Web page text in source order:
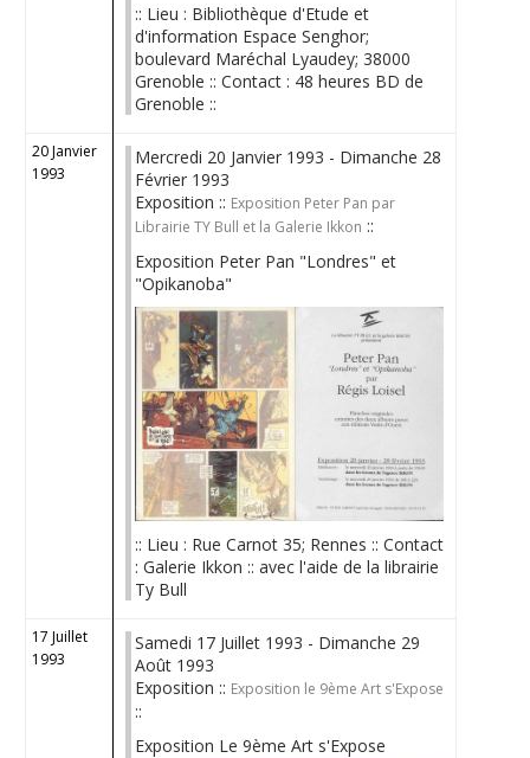
:: Lieu : Bibliothèque d'Etude et
d'information Espace Senghor;
boulevard Maréchal Lyaudey; 38000
Grenoble :: Contact : 48 heures BD de
Grenoble ::
20 Janvier
1993
Mercredi 20 Janvier 1993 - Dimanche 28
Février 1993
Exposition :: Exposition Peter Pan par
Librairie TY Bull et la Galerie Ikkon ::
Exposition Peter Pan "Londres" et
"Opikanoba"
:: Lieu : Rue Carnot 35; Rennes :: Contact
: Galerie Ikkon :: avec l'aide de la librairie
Ty Bull
17 Juillet
1993
Samedi 17 Juillet 1993 - Dimanche 29
Août 1993
Exposition :: Exposition le 9ème Art s'Expose
::
Exposition Le 9ème Art s'Expose